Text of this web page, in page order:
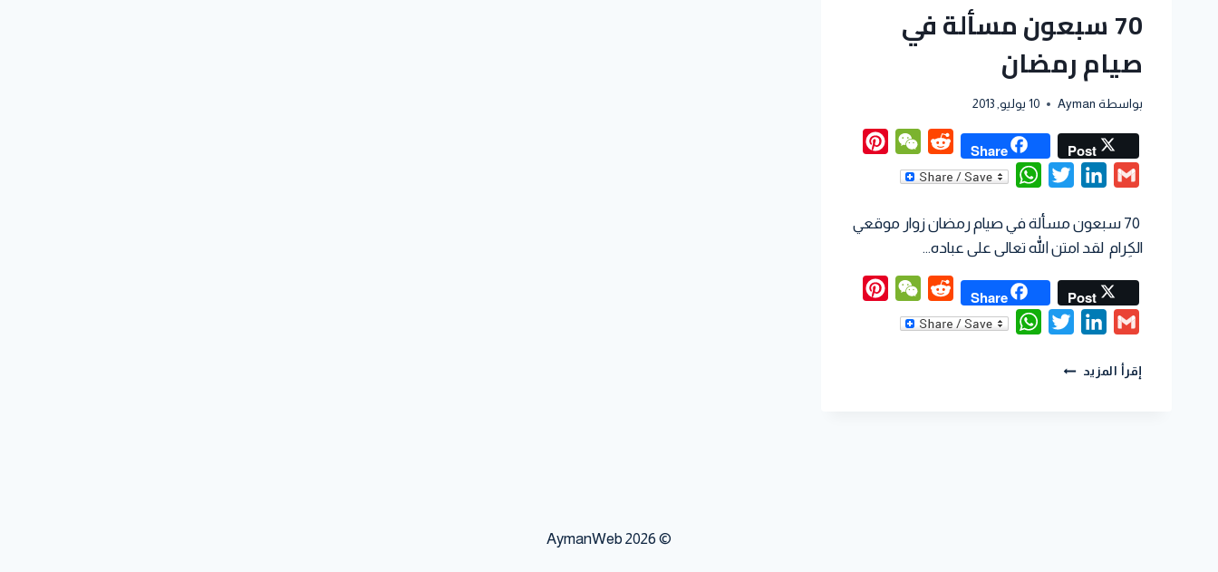
70 سبعون مسألة في
صيام رمضان
بواسطة Ayman 10 يوليو, 2013
Post
Share
Reddit
WeChat
Gmail
LinkedIn
Twitter
WhatsApp
70 سبعون مسألة في صيام رمضان زوار موقعي
الكِرام لقد امتن الله تعالى على عباده…
Post
Share
Reddit
WeChat
Gmail
LinkedIn
Twitter
WhatsApp
إقرأ المزيد
© 2026 AymanWeb